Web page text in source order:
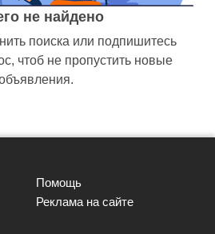
не найдено
поиска или подпишитесь
чтоб не пропустить новые
Помощь
Реклама на сайте